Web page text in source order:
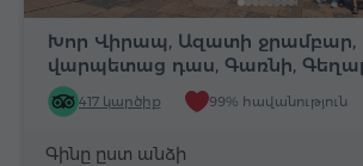
Խոր Վիրապ, Ազատի ջրամբար,
վարպետաց դաս, Գառնի,
417 կարծիք 99% հավանություն
Գինը ըստ անձի